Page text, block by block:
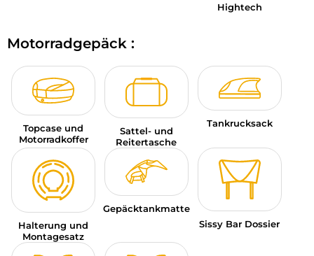
Hightech
Motorradgepäck :
Topcase und
Motorradkoffer
Sattel- und
Reitertasche
Tankrucksack
Halterung und
Montagesatz
Gepäcktankmatte
Sissy Bar Dossier